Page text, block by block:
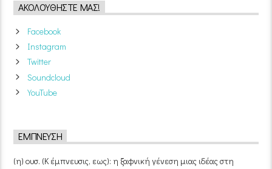
ΑΚΟΛΟΥΘΉΣΤΕ ΜΑΣ!
Facebook
Instagram
Twitter
Soundcloud
YouTube
ΈΜΠΝΕΥΣΗ
(η) ουσ. (Κ έμπνευσις, εως): η ξαφνική γένεση μιας ιδέας στη